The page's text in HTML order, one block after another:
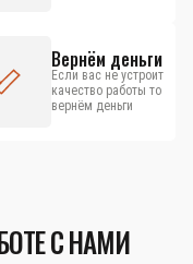
Вернём деньги
Если вас не устроит
качество работы то
вернём деньги
С НАМИ